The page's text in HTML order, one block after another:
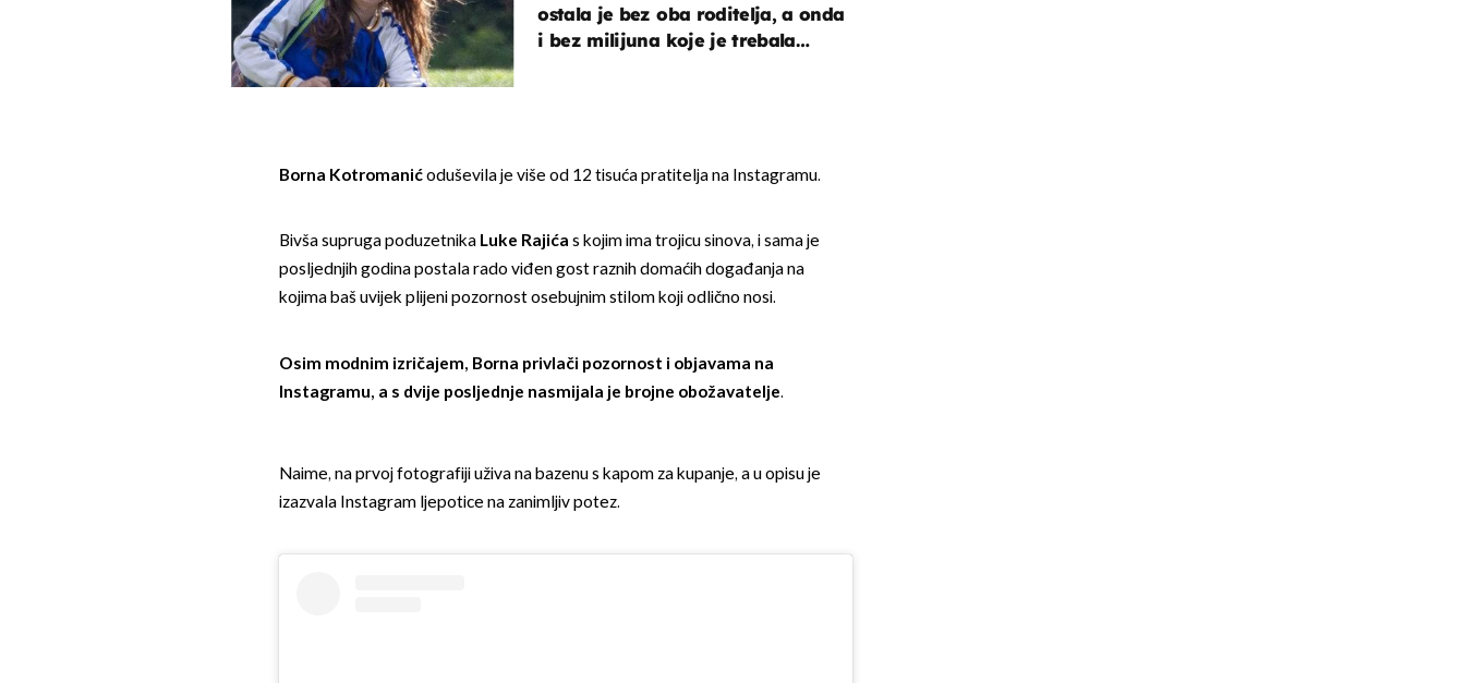
ostala je bez oba roditelja, a onda
i bez milijuna koje je trebala
Borna Kotromanićoduševila je više od 12 tisuća pratitelja na Instagramu.
Bivša supruga poduzetnika Luke Rajića s kojim ima trojicu sinova, i sama je
posljednjih godina postala rado viđen gost raznih domaćih događanja na
kojima baš uvijek plijeni pozornost osebujnim stilom koji odlično nosi.
Osim modnim izričajem, Borna privlači pozornost i objavama na
Instagramu, a s dvije posljednje nasmijala je brojne obožavatelje.
Naime, na prvoj fotografiji uživa na bazenu s kapom za kupanje, a u opisu je
izazvala Instagram ljepotice na zanimljiv potez.
OMOGUĆI OBAVIJESTI